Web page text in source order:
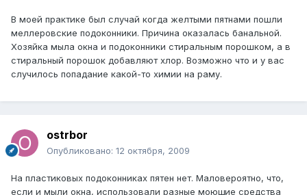
В моей практике был случай когда желтыми пятнами пошли
меллеровские подоконники. Причина оказалась банальной.
Хозяйка мыла окна и подоконники стиральным порошком, а в
стиральный порошок добавляют хлор. Возможно что и у вас
случилось попадание какой-то химии на раму.
ostrbor
Опубликовано: 12 октября, 2009
На пластиковых подоконниках пятен нет. Маловероятно, что,
если и мыли окна, использовали разные моющие средства